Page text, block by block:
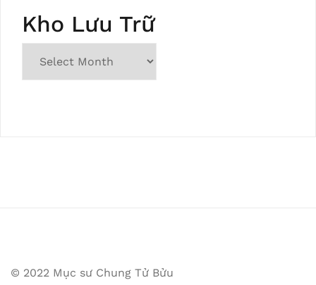
Kho Lưu Trữ
© 2022 Mục sư Chung Tử Bửu